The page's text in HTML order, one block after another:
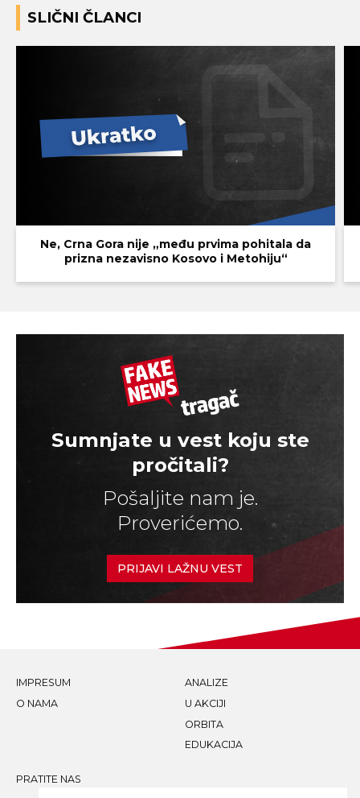
SLIČNI ČLANCI
Ne, Crna Gora nije „među prvima pohitala da
prizna nezavisno Kosovo i Metohiju“
Sumnjate u vest koju ste
pročitali?
Pošaljite nam je.
Proverićemo.
PRIJAVI LAŽNU VEST
IMPRESUM
O NAMA
ANALIZE
U AKCIJI
ORBITA
EDUKACIJA
PRATITE NAS